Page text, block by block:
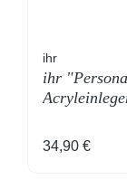
ihr
ihr
Regulärer
34,90 €